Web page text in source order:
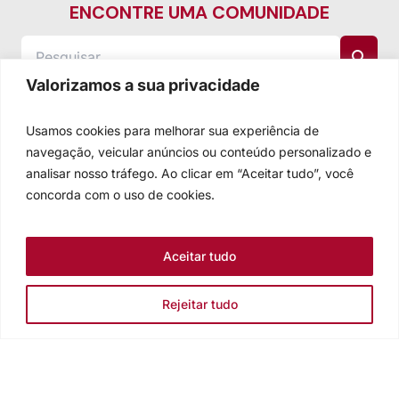
Valorizamos a sua privacidade
Usamos cookies para melhorar sua experiência de
navegação, veicular anúncios ou conteúdo personalizado e
analisar nosso tráfego. Ao clicar em “Aceitar tudo”, você
concorda com o uso de cookies.
Rejeitar tudo
Aceitar tudo
ENCONTRE UMA COMUNIDADE